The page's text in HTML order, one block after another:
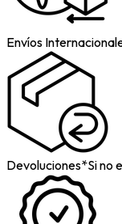
Envíos
Devoluciones*Si no